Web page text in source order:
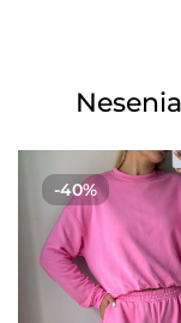
-40%